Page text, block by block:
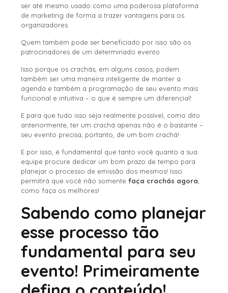
ser até mesmo usado como uma poderosa plataforma
de marketing de forma a trazer vantagens para os
organizadores.
Quem também pode ser beneficiado por isso são os
patrocinadores de um determinado evento.
Isso porque os crachás, em alguns casos, podem
também ser uma maneira inteligente de manter a
agenda e também a programação de seu evento mais
funcional e intuitiva – o que é sempre um diferencial!
E para que tudo isso seja realmente possível, como dito
anteriormente, ter um crachá apenas não é o bastante –
seu evento precisa, portanto, de um bom crachá!
E por isso, é fundamental que tanto você quanto a sua
equipe procure dedicar um bom prazo de tempo para
planejar o processo de emissão dos mesmos! Isso
permitirá que você não somente faça crachás agora,
como faça os melhores!
Sabendo como planejar
esse processo tão
fundamental para seu
evento! Primeiramente